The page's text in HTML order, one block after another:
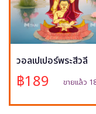
วอลเปเปอร์พระสีวลี
฿189 ขายแล้ว